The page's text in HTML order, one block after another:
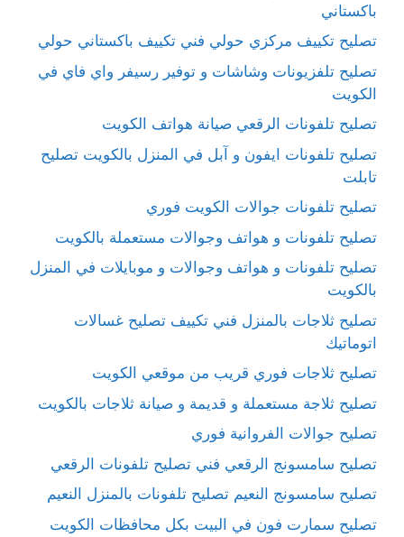
باكستاني
تصليح تكييف مركزي حولي فني تكييف باكستاني حولي
تصليح تلفزيونات وشاشات و توفير رسيفر واي فاي في
الكويت
تصليح تلفونات الرقعي صيانة هواتف الكويت
تصليح تلفونات ايفون و آبل في المنزل بالكويت تصليح
تابلت
تصليح تلفونات جوالات الكويت فوري
تصليح تلفونات و هواتف وجوالات مستعملة بالكويت
تصليح تلفونات و هواتف وجوالات و موبايلات في المنزل
بالكويت
تصليح ثلاجات بالمنزل فني تكييف تصليح غسالات
اتوماتيك
تصليح ثلاجات فوري قريب من موقعي الكويت
تصليح ثلاجة مستعملة و قديمة و صيانة ثلاجات بالكويت
تصليح جوالات الفروانية فوري
تصليح سامسونج الرقعي فني تصليح تلفونات الرقعي
تصليح سامسونج النعيم تصليح تلفونات بالمنزل النعيم
تصليح سمارت فون في البيت بكل محافظات الكويت